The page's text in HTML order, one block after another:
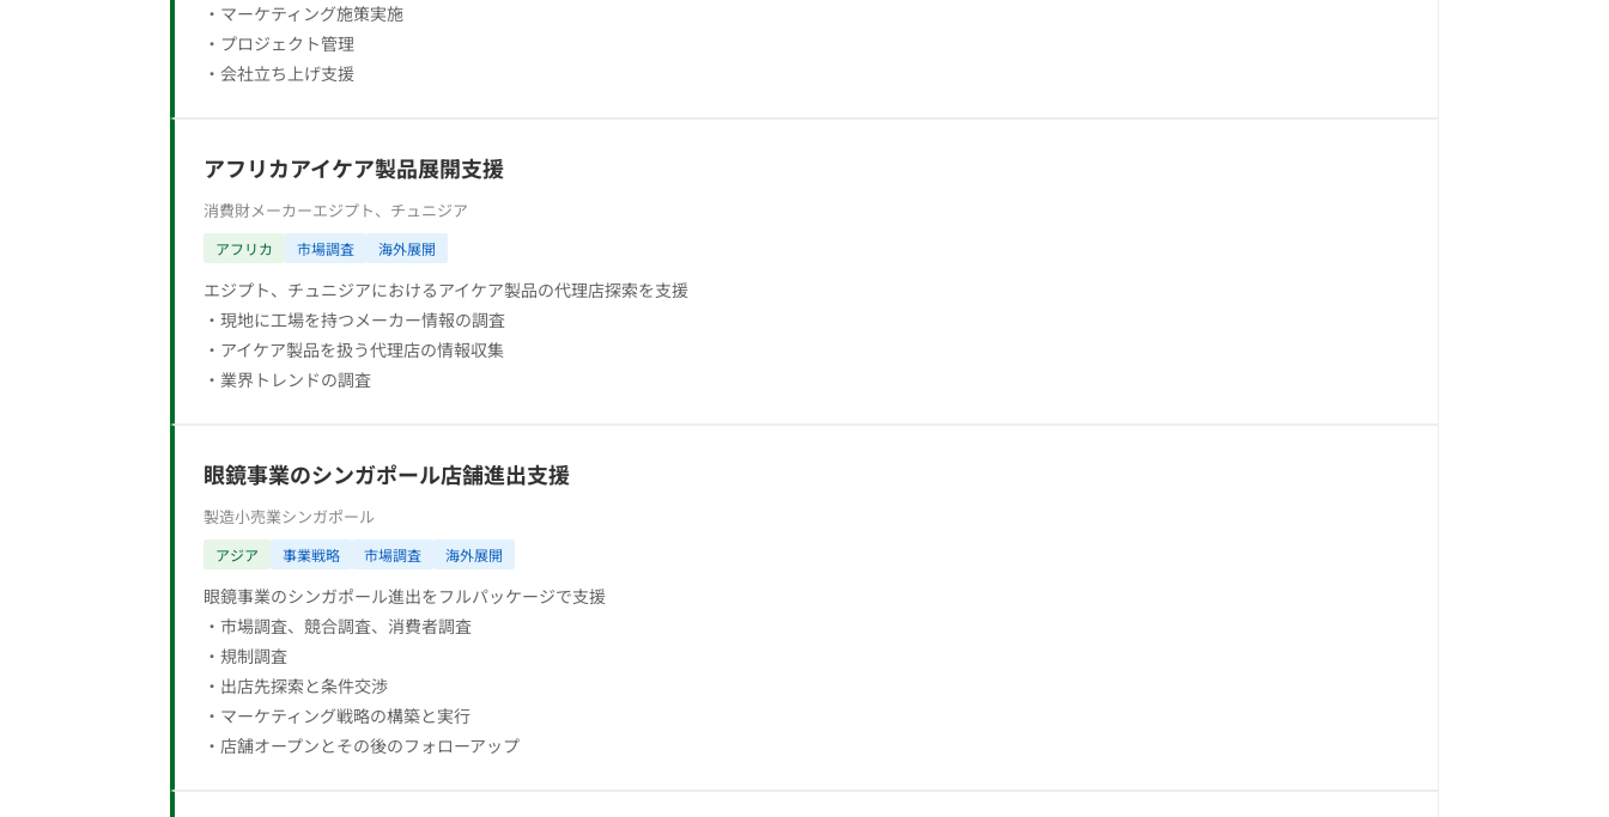
・マーケティング施策実施
・プロジェクト管理
・会社立ち上げ支援
アフリカアイケア製品展開支援
消費財メーカーエジプト、チュニジア
アフリカ 市場調査 海外展開
エジプト、チュニジアにおけるアイケア製品の代理店探索を支援
・現地に工場を持つメーカー情報の調査
・アイケア製品を扱う代理店の情報収集
・業界トレンドの調査
眼鏡事業のシンガポール店舗進出支援
製造小売業シンガポール
アジア 事業戦略 市場調査 海外展開
眼鏡事業のシンガポール進出をフルパッケージで支援
・市場調査、競合調査、消費者調査
・規制調査
・出店先探索と条件交渉
・マーケティング戦略の構築と実行
・店舗オープンとその後のフォローアップ